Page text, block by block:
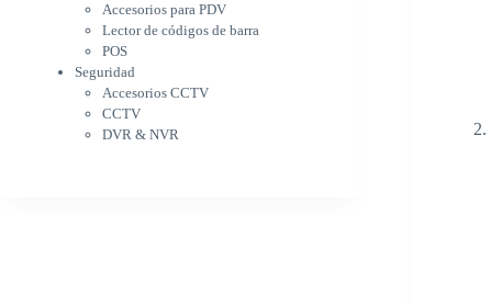
POS
Seguridad
Accesorios CCTV
CCTV
DVR & NVR
Sin categorizar
Accesorios para PDV
Lector de códigos de barra
POS
Seguridad
Accesorios CCTV
CCTV
DVR & NVR